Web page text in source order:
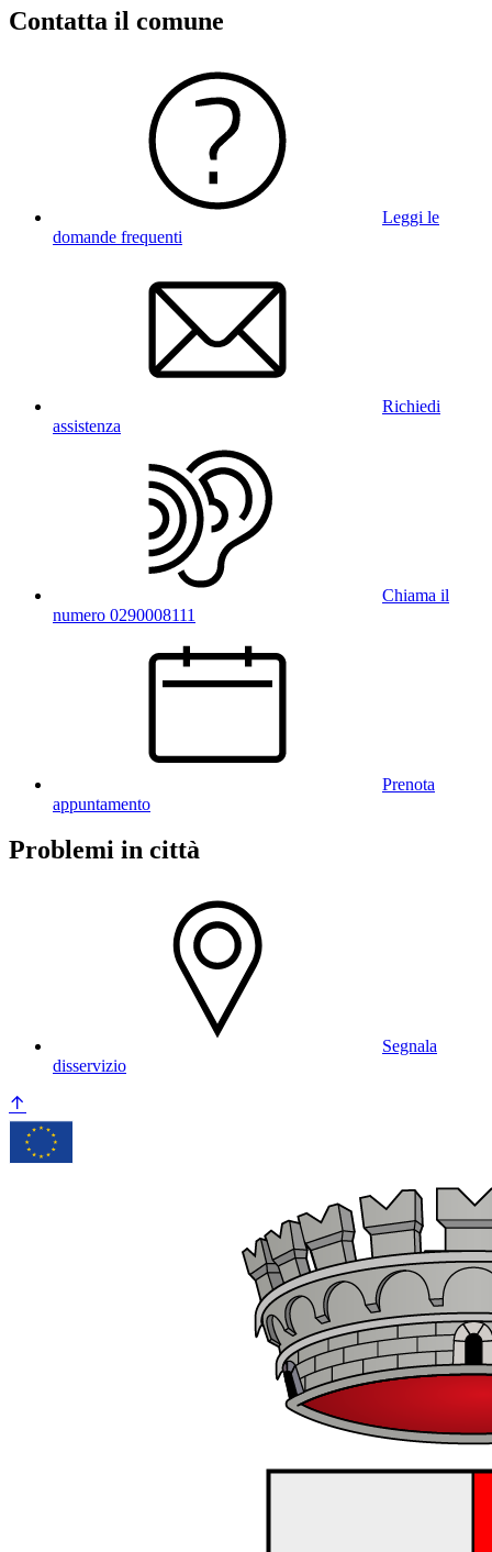
Contatta il comune
Leggi le
domande frequenti
Richiedi
assistenza
Chiama il
numero 0290008111
Prenota
appuntamento
Problemi in città
Segnala
disservizio